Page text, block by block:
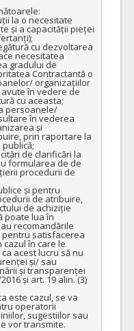
și a capacității pieței
necesitatea
gradului de
Contractantă o
organizațiilor
în vedere de
cu aceasta;
în vederea
și
prin raportare la
formularea de de
procedurii de
și pentru
de atribuire,
de achiziție
poate lua în
recomandările
satisfacerea
în care le
acest lucru să nu
și/ sau
și transparenței
și art. 19 alin. (3)
este cazul, se va
operatorii
sugestiilor sau
vor transmite.